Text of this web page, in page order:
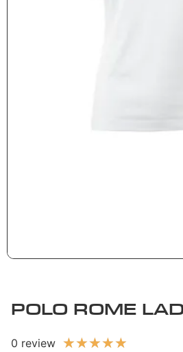
POLO ROME
0 review ★★★★★